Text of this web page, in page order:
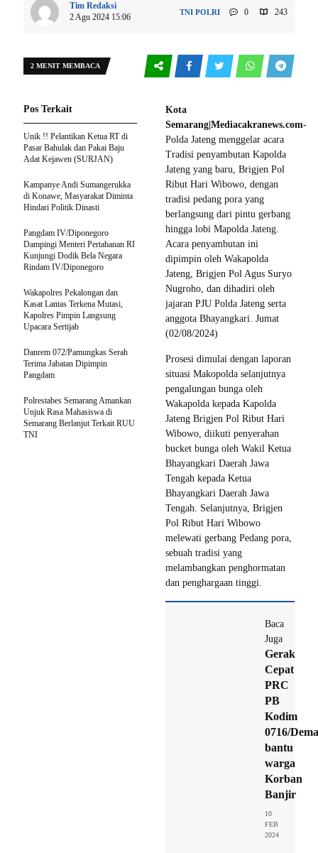
Tim Redaksi
2 Agu 2024 15:06
TNI POLRI 0 243
2 MENIT MEMBACA
Kota
Semarang|Mediacakranews.com-
Polda Jateng menggelar acara
Tradisi penyambutan Kapolda
Jateng yang baru, Brigjen Pol
Ribut Hari Wibowo, dengan
tradisi pedang pora yang
berlangsung dari pintu gerbang
hingga lobi Mapolda Jateng.
Acara penyambutan ini
dipimpin oleh Wakapolda
Jateng, Brigjen Pol Agus Suryo
Nugroho, dan dihadiri oleh
jajaran PJU Polda Jateng serta
anggota Bhayangkari. Jumat
(02/08/2024)
Prosesi dimulai dengan laporan
situasi Makopolda selanjutnya
pengalungan bunga oleh
Wakapolda kepada Kapolda
Jateng Brigjen Pol Ribut Hari
Wibowo, diikuti penyerahan
bucket bunga oleh Wakil Ketua
Bhayangkari Daerah Jawa
Tengah kepada Ketua
Bhayangkari Daerah Jawa
Tengah. Selanjutnya, Brigjen
Pol Ribut Hari Wibowo
melewati gerbang Pedang pora,
sebuah tradisi yang
melambangkan penghormatan
dan penghargaan tinggi.
Baca
Juga
Gerak
Cepat
PRC
PB
Kodim
0716/
bantu
warga
Korban
Banjir
10
FEB
2024
Pos Terkait
Unik !! Pelantikan Ketua RT di
Pasar Bahulak dan Pakai Baju
Adat Kejawen (SURJAN)
Kampanye Andi Sumangerukka
di Konawe, Masyarakat Diminta
Hindari Politik Dinasti
Pangdam IV/Diponegoro
Dampingi Menteri Pertahanan RI
Kunjungi Dodik Bela Negara
Rindam IV/Diponegoro
Wakapolres Pekalongan dan
Kasat Lantas Terkena Mutasi,
Kapolres Pimpin Langsung
Upacara Sertijab
Danrem 072/Pamungkas Serah
Terima Jabatan Dipimpin
Pangdam
Polrestabes Semarang Amankan
Unjuk Rasa Mahasiswa di
Semarang Berlanjut Terkait RUU
TNI